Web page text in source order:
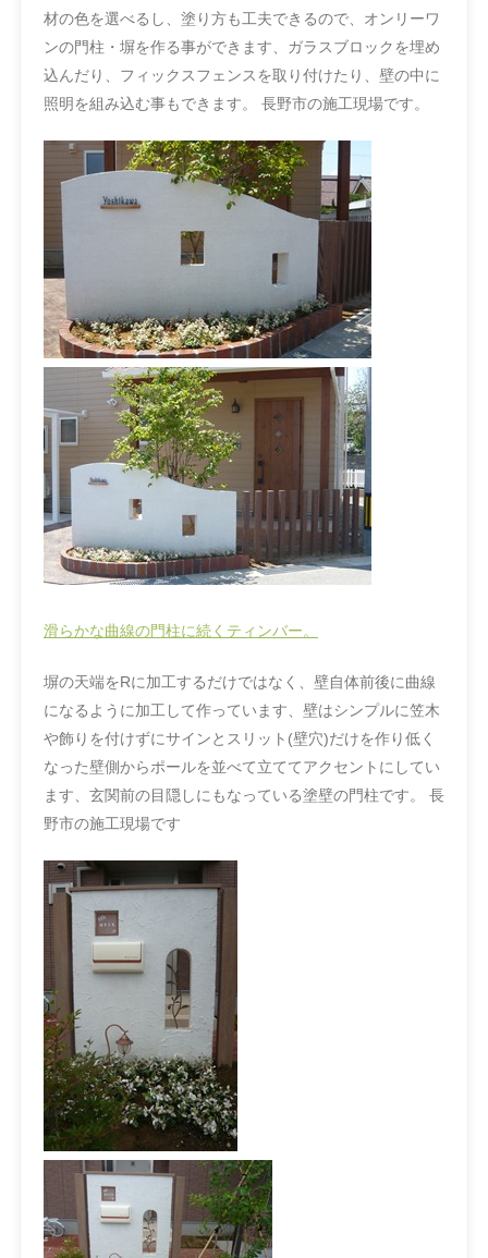
材の色を選べるし、塗り方も工夫できるので、オンリーワ
ンの門柱・塀を作る事ができます、ガラスブロックを埋め
込んだり、フィックスフェンスを取り付けたり、壁の中に
照明を組み込む事もできます。 長野市の施工現場です。
滑らかな曲線の門柱に続くティンバー。
塀の天端をRに加工するだけではなく、壁自体前後に曲線
になるように加工して作っています、壁はシンプルに笠木
や飾りを付けずにサインとスリット(壁穴)だけを作り低く
なった壁側からポールを並べて立ててアクセントにしてい
ます、玄関前の目隠しにもなっている塗壁の門柱です。 長
野市の施工現場です